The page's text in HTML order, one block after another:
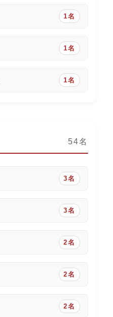
1名
1名
1名
54名
3名
3名
2名
2名
2名